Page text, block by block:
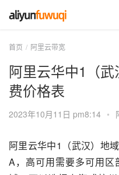
首页 阿里云带宽
阿里云华中1（
费价格表
2023年10月11日 pm8:14 •
阿里云华中1（武汉）地
A，高可用需要多可用区